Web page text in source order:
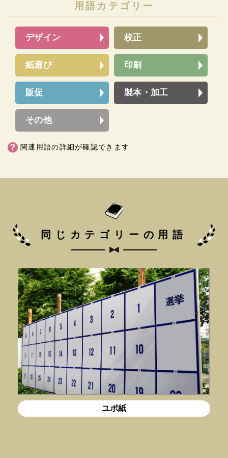
用語カテゴリー
デザイン 校正
紙選び 印刷
販促 製本・加工
その他
関連用語の詳細が確認できます
同じカテゴリーの用語
ユポ紙